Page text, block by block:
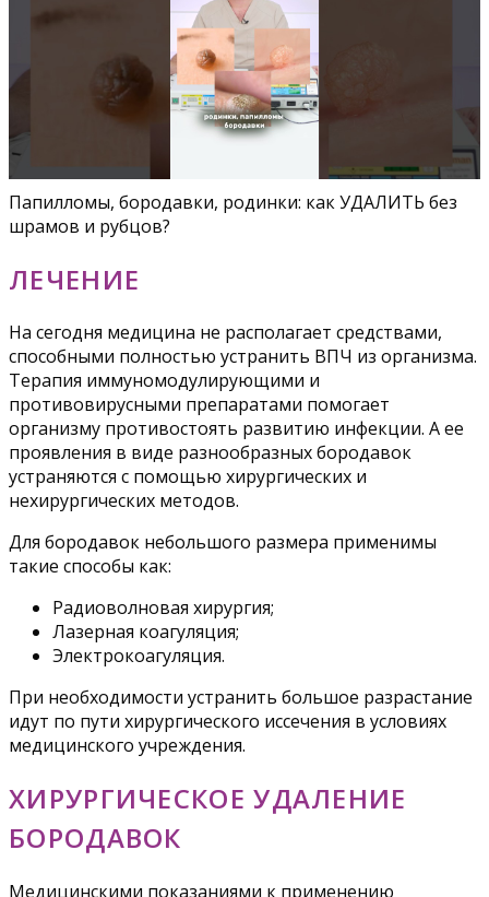
Папилломы, бородавки, родинки: как УДАЛИТЬ без
шрамов и рубцов?
ЛЕЧЕНИЕ
На сегодня медицина не располагает средствами,
способными полностью устранить ВПЧ из организма.
Терапия иммуномодулирующими и
противовирусными препаратами помогает
организму противостоять развитию инфекции. А ее
проявления в виде разнообразных бородавок
устраняются с помощью хирургических и
нехирургических методов.
Для бородавок небольшого размера применимы
такие способы как:
Радиоволновая хирургия;
Лазерная коагуляция;
Электрокоагуляция.
При необходимости устранить большое разрастание
идут по пути хирургического иссечения в условиях
медицинского учреждения.
ХИРУРГИЧЕСКОЕ УДАЛЕНИЕ
БОРОДАВОК
Медицинскими показаниями к применению